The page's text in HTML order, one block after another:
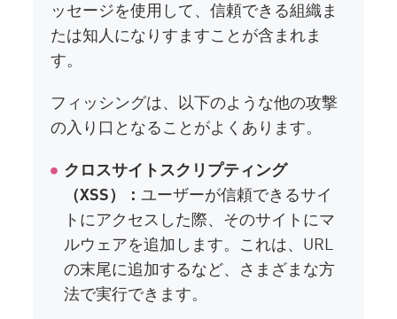
ッセージを使用して、信頼できる組織ま
たは知人になりすますことが含まれま
す。
フィッシングは、以下のような他の攻撃
の入り口となることがよくあります。
クロスサイトスクリプティング
（XSS）：ユーザーが信頼できるサイ
トにアクセスした際、そのサイトにマ
ルウェアを追加します。これは、URL
の末尾に追加するなど、さまざまな方
法で実行できます。